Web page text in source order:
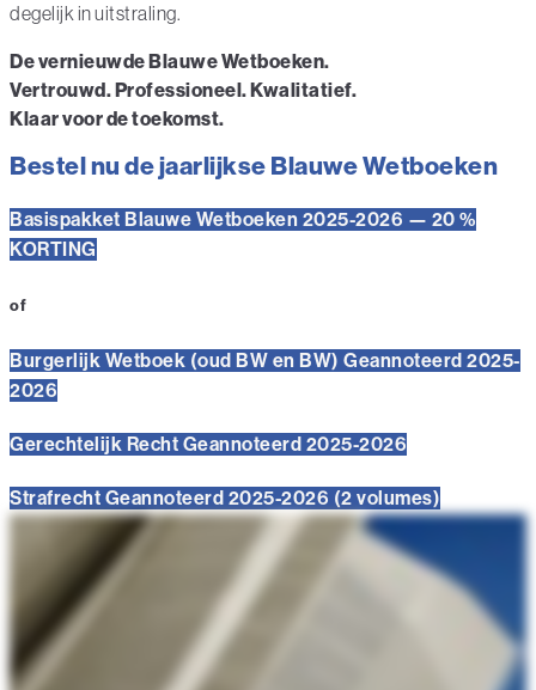
degelijk in uitstraling.
De vernieuwde Blauwe Wetboeken.
Vertrouwd. Professioneel. Kwalitatief.
Klaar voor de toekomst.
Bestel nu de jaarlijkse Blauwe Wetboeken
Basispakket Blauwe Wetboeken 2025-2026 — 20 %
KORTING
of
Burgerlijk Wetboek (oud BW en BW) Geannoteerd 2025-
2026
Gerechtelijk Recht Geannoteerd 2025-2026
Strafrecht Geannoteerd 2025-2026 (2 volumes)